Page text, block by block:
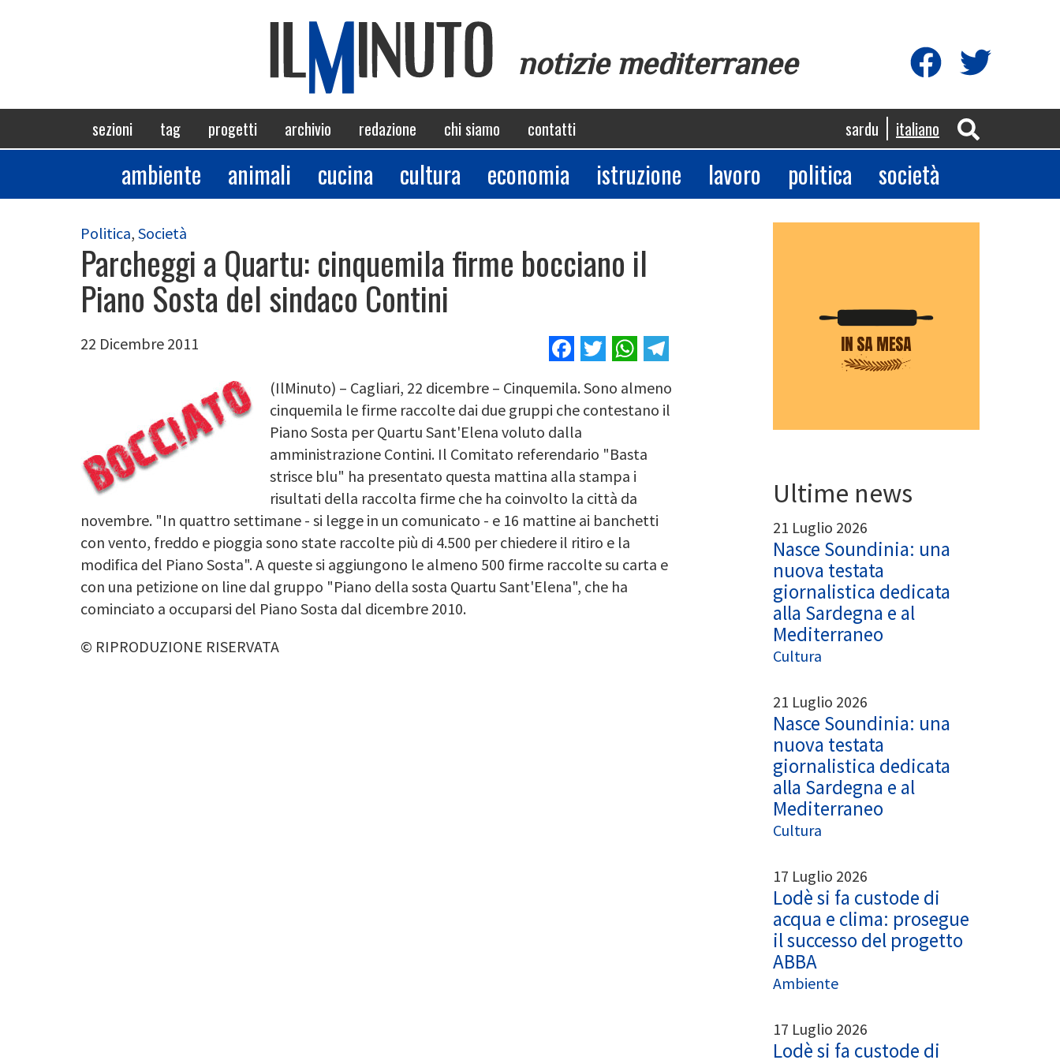
notizie mediterranee
Navigazione
principale
sezioni tag progetti archivio redazione chi siamo contatti sardu italiano
Sezioni
ambiente animali cucina cultura economia istruzione lavoro politica società
Politica, Società
Parcheggi a Quartu: cinquemila firme bocciano il
Piano Sosta del sindaco Contini
22 Dicembre 2011 Facebook
TwitterWhatsApp
(IlMinuto) – Cagliari, 22 dicembre – Cinquemila. Sono almeno
cinquemila le firme raccolte dai due gruppi che contestano il
Piano Sosta per Quartu Sant'Elena voluto dalla
amministrazione Contini. Il Comitato referendario "Basta
strisce blu" ha presentato questa mattina alla stampa i
risultati della raccolta firme che ha coinvolto la città da
novembre. "In quattro settimane - si legge in un comunicato - e 16 mattine ai banchetti
con vento, freddo e pioggia sono state raccolte più di 4.500 per chiedere il ritiro e la
modifica del Piano Sosta". A queste si aggiungono le almeno 500 firme raccolte su carta e
con una petizione on line dal gruppo "Piano della sosta Quartu Sant'Elena", che ha
cominciato a occuparsi del Piano Sosta dal dicembre 2010.
© RIPRODUZIONE RISERVATA
Ultime news
21 Luglio 2026
Nasce Soundinia: una
nuova testata
giornalistica dedicata
alla Sardegna e al
Mediterraneo
Cultura
21 Luglio 2026
Nasce Soundinia: una
nuova testata
giornalistica dedicata
alla Sardegna e al
Mediterraneo
Cultura
17 Luglio 2026
Lodè si fa custode di
acqua e clima: prosegue
il successo del progetto
ABBA
Ambiente
17 Luglio 2026
Lodè si fa custode di